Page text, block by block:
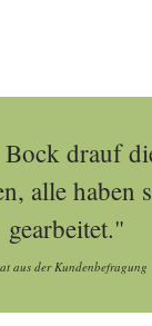
drauf
alle haben
gearbeitet."
aus der Kundenbefragung